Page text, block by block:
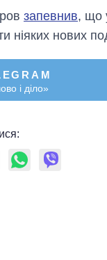
запевнив, що
ніяких нових
і діло»